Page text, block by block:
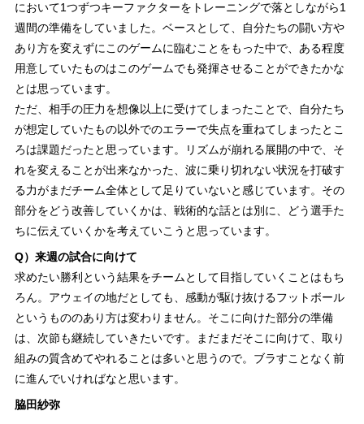
において1つずつキーファクターをトレーニングで落としながら1
週間の準備をしていました。ベースとして、自分たちの闘い方や
あり方を変えずにこのゲームに臨むことをもった中で、ある程度
用意していたものはこのゲームでも発揮させることができたかな
とは思っています。
ただ、相手の圧力を想像以上に受けてしまったことで、自分たち
が想定していたもの以外でのエラーで失点を重ねてしまったとこ
ろは課題だったと思っています。リズムが崩れる展開の中で、そ
れを変えることが出来なかった、波に乗り切れない状況を打破す
る力がまだチーム全体として足りていないと感じています。その
部分をどう改善していくかは、戦術的な話とは別に、どう選手た
ちに伝えていくかを考えていこうと思っています。
Q）来週の試合に向けて
求めたい勝利という結果をチームとして目指していくことはもち
ろん。アウェイの地だとしても、感動が駆け抜けるフットボール
というもののあり方は変わりません。そこに向けた部分の準備
は、次節も継続していきたいです。まだまだそこに向けて、取り
組みの質含めてやれることは多いと思うので。ブラすことなく前
に進んでいければなと思います。
脇田紗弥